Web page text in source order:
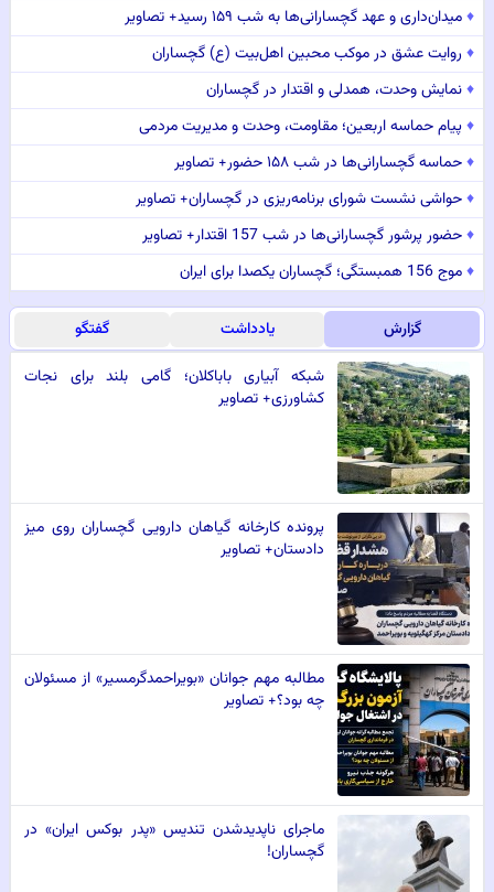
♦میدان‌داری و عهد گچسارانی‌ها به شب ۱۵۹ رسید+ تصاویر
♦ روایت عشق در موکب محبین اهل‌بیت (ع) گچساران
♦نمایش وحدت، همدلی و اقتدار در گچساران
♦پیام حماسه اربعین؛ مقاومت، وحدت و مدیریت مردمی
♦حماسه گچسارانی‌ها در شب ۱۵۸ حضور+ تصاویر
♦حواشی نشست شورای برنامه‌ریزی در گچساران+ تصاویر
♦حضور پرشور گچسارانی‌ها در شب 157 اقتدار+ تصاویر
♦موج 156 همبستگی؛ گچساران یکصدا برای ایران
گزارش یادداشت
گفتگو
شبکه آبیاری باباکلان؛ گامی بلند برای نجات
کشاورزی+ تصاویر
پرونده کارخانه گیاهان دارویی گچساران روی میز
دادستان+ تصاویر
مطالبه مهم جوانان «بویراحمدگرمسیر» از مسئولان
چه بود؟+ تصاویر
ماجرای ناپدیدشدن تندیس «پدر بوکس ایران» در
گچساران!